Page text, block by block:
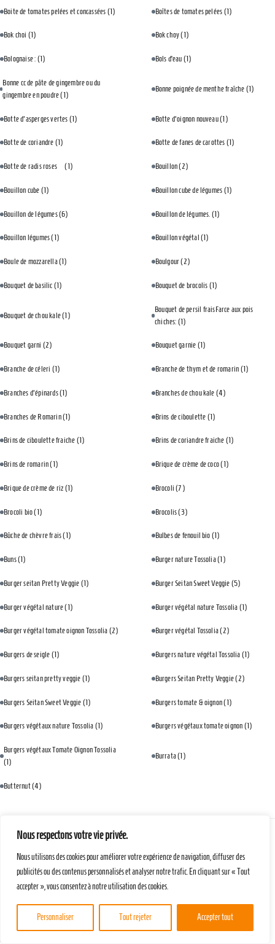
Nous respectons votre vie privée.
Nous utilisons des cookies pour améliorer votre expérience de navigation, diffuser des
publicités ou des contenus personnalisés et analyser notre trafic. En cliquant sur « Tout
accepter », vous consentez à notre utilisation des cookies.
Personnaliser Tout rejeter Accepter tout
Boite de tomates pelées et concassées (1) Boîtes de tomates pelées (1)
Bok choi (1) Bok choy(1)
Bolognaise : (1) Bols d’eau (1)
Bonne cc de pâte de gingembre ou du
gingembre en poudre(1)
Bonne poignée de menthe fraîche (1)
Botte d'asperges vertes (1) Botte d'oignon nouveau(1)
Botte de coriandre (1) Botte de fanes de carottes (1)
Botte de radis roses⠀(1) Bouillon(2)
Bouillon cube (1) Bouillon cube de légumes (1)
Bouillon de légumes(6) Bouillon de légumes. (1)
Bouillon légumes(1) Bouillon végétal (1)
Boule de mozzarella(1) Boulgour(2)
Bouquet de basilic (1) Bouquet de brocolis (1)
Bouquet de chou kale(1)
Bouquet de persil fraisFarce aux pois
chiches: (1)
Bouquet garni (2) Bouquet garnie (1)
Branche de céleri (1) Branche de thym et de romarin (1)
Branches d'épinards(1) Branches de chou kale (4)
Branches de Romarin(1) Brins de ciboulette (1)
Brins de ciboulette fraiche (1) Brins de coriandre fraiche (1)
Brins de romarin(1) Brique de crème de coco(1)
Brique de crème de riz (1) Brocoli(7)
Brocoli bio(1) Brocolis(3)
Bûche de chèvre frais(1) Bulbes de fenouil bio (1)
Buns(1) Burger nature Tossolia(1)
Burger seitan Pretty Veggie (1) Burger Seitan Sweet Veggie (5)
Burger végétal nature(1) Burger végétal nature Tossolia (1)
Burger végétal tomate oignon Tossolia (2) Burger végétal Tossolia(2)
Burgers de seigle (1) Burgers nature végétal Tossolia (1)
Burgers seitan pretty veggie (1) Burgers Seitan Pretty Veggie(2)
Burgers Seitan Sweet Veggie (1) Burgers tomate & oignon(1)
Burgers végétaux nature Tossolia (1) Burgers végétaux tomate oignon (1)
Burgers végétaux Tomate Oignon Tossolia
(1)
Burrata(1)
Butternut(4)
C. à soupe de tamari(1) C. à thé d’huile de sésame grillé(1)
C.à.c bombée de gomasio(1) C.à.c d'ail en poudre
C.à.c d'huile d'olive(2) C.à.c d'huile de sésame(1)